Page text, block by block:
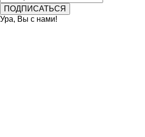
Ура, Вы с нами!